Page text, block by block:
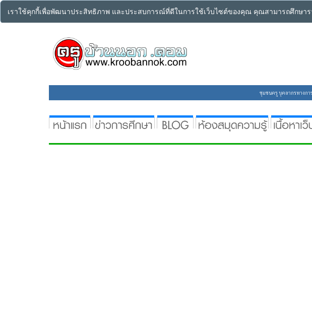
เราใช้คุกกี้เพื่อพัฒนาประสิทธิภาพ และประสบการณ์ที่ดีในการใช้เว็บไซต์ของคุณ คุณสามารถศึกษาร
ชุมชนครู บุคลากรทางก